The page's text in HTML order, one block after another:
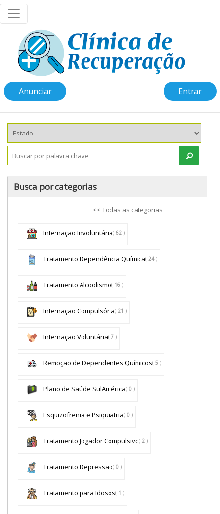
Anunciar Entrar
Busca por categorias
<< Todas as categorias
Internação Involuntária( 62 )
Tratamento Dependência Química( 24)
Tratamento Alcoolismo( 16 )
Internação Compulsória( 21 )
Internação Voluntária( 7 )
Remoção de Dependentes Químicos( 5 )
Plano de Saúde SulAmérica( 0 )
Esquizofrenia e Psiquiatria( 0 )
Tratamento Jogador Compulsivo( 2 )
Tratamento Depressão( 0 )
Tratamento para Idosos( 1 )